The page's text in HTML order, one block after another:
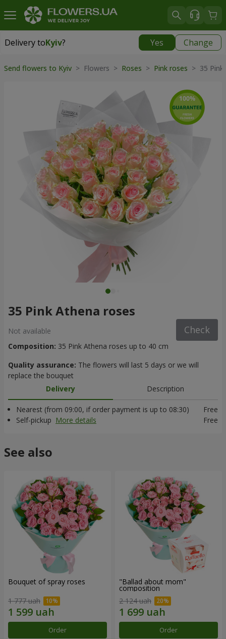
Delivery toKyiv? Yes Change
Delivery toKyiv
Send flowers to Kyiv > Flowers > Roses > Pink roses > 35 Pink
35 Pink Athena roses
Not available Check
Composition: 35 Pink Athena roses up to 40 cm
Quality assurance: The flowers will last 5 days or we will
replace the bouquet
Delivery
Description
Nearest (from 09:00, if order payment is up to 08:30)
Free
Self-pickup More details Free
See also
Bouquet of spray roses
1 777 uah
Order
"Ballad about mom"
composition
2 124 uah
Order